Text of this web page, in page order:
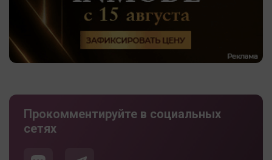
Прокомментируйте в социальных
сетях